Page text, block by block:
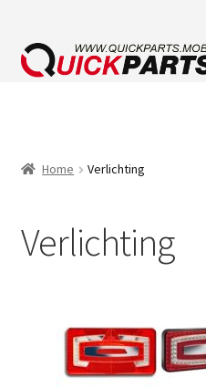
ELEKTRISCHE CONNECTOREN
Home Verlichting
Verlichting